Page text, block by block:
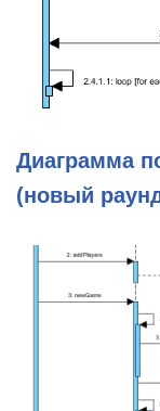
Диаграмма
(новый